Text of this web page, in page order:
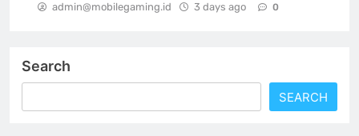
admin@mobilegaming.id 3 days ago 0
Search
SEARCH